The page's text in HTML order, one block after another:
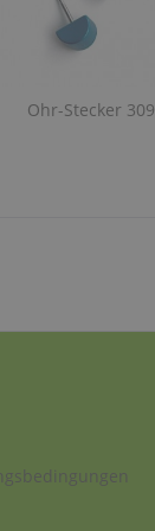
Ohr-Stecker 309